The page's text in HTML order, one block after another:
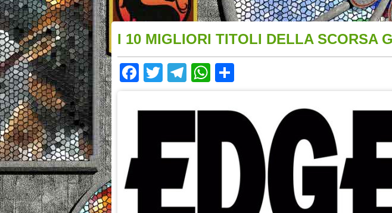
I 10 MIGLIORI TITOLI DELLA SCORSA
Facebook
TwitterTelegram
WhatsApp